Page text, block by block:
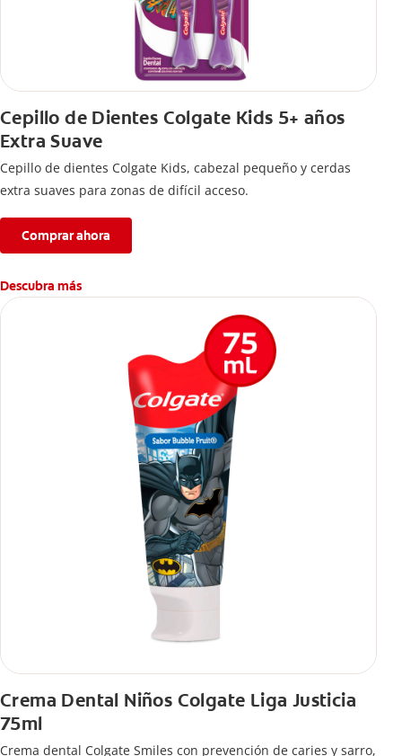
Cepillo de Dientes Colgate Kids 5+ años
Extra Suave
Cepillo de dientes Colgate Kids, cabezal pequeño y cerdas
extra suaves para zonas de difícil acceso.
Comprar ahora
Descubra más
Crema Dental Niños Colgate Liga Justicia
75ml
Crema dental Colgate Smiles con prevención de caries y sarro,